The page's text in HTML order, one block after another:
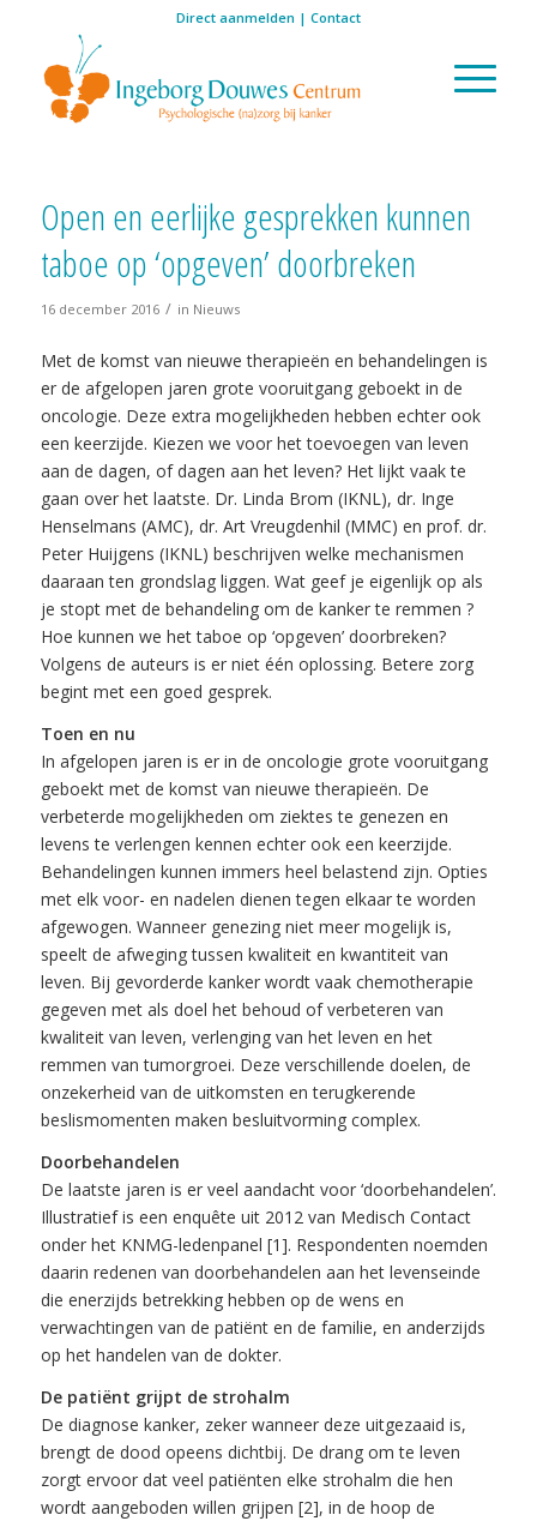
Direct aanmelden | Contact
Open en eerlijke gesprekken kunnen
taboe op ‘opgeven’ doorbreken
16 december 2016 / in Nieuws
Met de komst van nieuwe therapieën en behandelingen is
er de afgelopen jaren grote vooruitgang geboekt in de
oncologie. Deze extra mogelijkheden hebben echter ook
een keerzijde. Kiezen we voor het toevoegen van leven
aan de dagen, of dagen aan het leven? Het lijkt vaak te
gaan over het laatste. Dr. Linda Brom (IKNL), dr. Inge
Henselmans (AMC), dr. Art Vreugdenhil (MMC) en prof. dr.
Peter Huijgens (IKNL) beschrijven welke mechanismen
daaraan ten grondslag liggen. Wat geef je eigenlijk op als
je stopt met de behandeling om de kanker te remmen ?
Hoe kunnen we het taboe op ‘opgeven’ doorbreken?
Volgens de auteurs is er niet één oplossing. Betere zorg
begint met een goed gesprek.
Toen en nu
In afgelopen jaren is er in de oncologie grote vooruitgang
geboekt met de komst van nieuwe therapieën. De
verbeterde mogelijkheden om ziektes te genezen en
levens te verlengen kennen echter ook een keerzijde.
Behandelingen kunnen immers heel belastend zijn. Opties
met elk voor- en nadelen dienen tegen elkaar te worden
afgewogen. Wanneer genezing niet meer mogelijk is,
speelt de afweging tussen kwaliteit en kwantiteit van
leven. Bij gevorderde kanker wordt vaak chemotherapie
gegeven met als doel het behoud of verbeteren van
kwaliteit van leven, verlenging van het leven en het
remmen van tumorgroei. Deze verschillende doelen, de
onzekerheid van de uitkomsten en terugkerende
beslismomenten maken besluitvorming complex.
Doorbehandelen
De laatste jaren is er veel aandacht voor ‘doorbehandelen’.
Illustratief is een enquête uit 2012 van Medisch Contact
onder het KNMG-ledenpanel [1]. Respondenten noemden
daarin redenen van doorbehandelen aan het levenseinde
die enerzijds betrekking hebben op de wens en
verwachtingen van de patiënt en de familie, en anderzijds
op het handelen van de dokter.
De patiënt grijpt de strohalm
De diagnose kanker, zeker wanneer deze uitgezaaid is,
brengt de dood opeens dichtbij. De drang om te leven
zorgt ervoor dat veel patiënten elke strohalm die hen
wordt aangeboden willen grijpen [2], in de hoop de